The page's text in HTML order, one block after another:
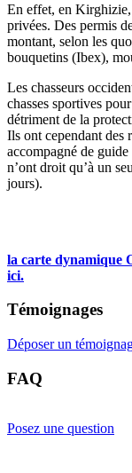
En effet, en Kirghizie,
privées. Des permis
montant, selon les
bouquetins (Ibex),
Les chasseurs
chasses sportives
détriment de la
Ils ont cependant des
accompagné de
n’ont droit qu’à un
jours).
la carte dynamique
ici.
Témoignages
Déposer un
FAQ
Posez une question